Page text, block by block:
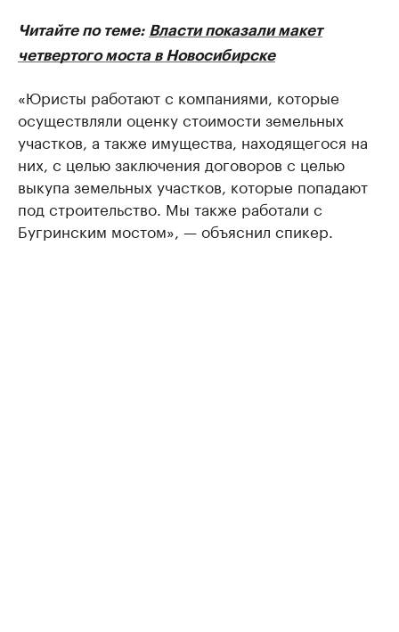
Читайте по теме: Власти показали макет
четвертого моста в Новосибирске
«Юристы работают с компаниями, которые
осуществляли оценку стоимости земельных
участков, а также имущества, находящегося на
них, с целью заключения договоров с целью
выкупа земельных участков, которые попадают
под строительство. Мы также работали с
Бугринским мостом», — объяснил спикер.